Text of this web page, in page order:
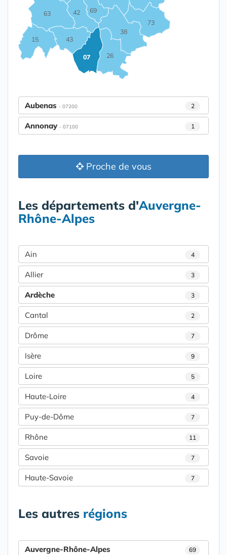
07
15
26
38
42
43
63
69
73
Aubenas - 07200 2
Annonay - 07100 1
Proche de vous
Les départements d'Auvergne-
Rhône-Alpes
Ain 4
Allier 3
Ardèche 3
Cantal 2
Drôme 7
Isère 9
Loire 5
Haute-Loire 4
Puy-de-Dôme 7
Rhône 11
Savoie 7
Haute-Savoie 7
Les autres régions
Auvergne-Rhône-Alpes 69